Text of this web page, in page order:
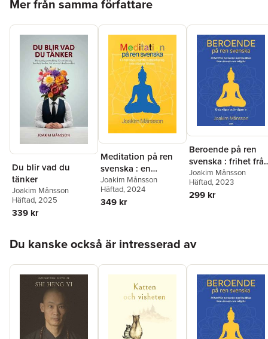
Mer från samma författare
Du blir vad du
tänker
Joakim Månsson
Häftad, 2025
339 kr
Meditation på ren
svenska : en
handbok i konsten
att befria sig ifrån
psykisk ohälsa
Joakim Månsson
Häftad, 2024
349 kr
Beroende på ren
svenska : frihet
beroende med
Buddhas lära utan
att vara religiös
Joakim Månsson
Häftad, 2023
299 kr
Du kanske också är intresserad av